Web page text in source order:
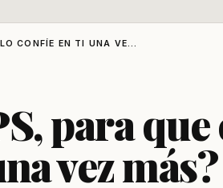
CONFÍE EN TI UNA VE...
para que
vez más?